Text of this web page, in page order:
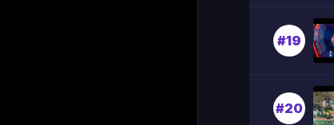
#19
#20